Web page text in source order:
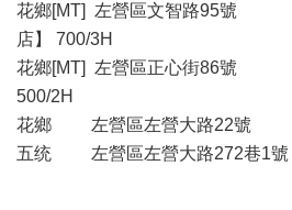
花鄉[MT] 左營區文智路95號
店】 700/3H
花鄉[MT] 左營區正心街86號
500/2H
花鄉 左營區左營大路22號
五统 左營區左營大路272巷1